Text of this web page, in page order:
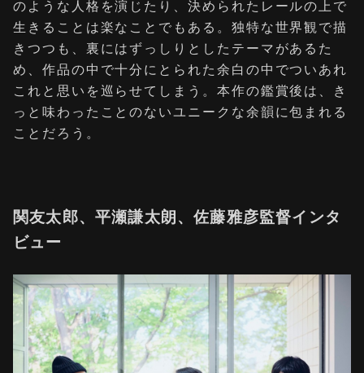
のような人格を演じたり、決められたレールの上で
生きることは楽なことでもある。独特な世界観で描
きつつも、裏にはずっしりとしたテーマがあるた
め、作品の中で十分にとられた余白の中でついあれ
これと思いを巡らせてしまう。本作の鑑賞後は、き
っと味わったことのないユニークな余韻に包まれる
ことだろう。
関友太郎、平瀬謙太朗、佐藤雅彦監督インタ
ビュー